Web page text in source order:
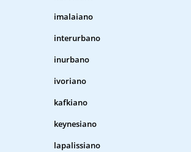
imalaiano
interurbano
inurbano
ivoriano
kafkiano
keynesiano
lapalissiano